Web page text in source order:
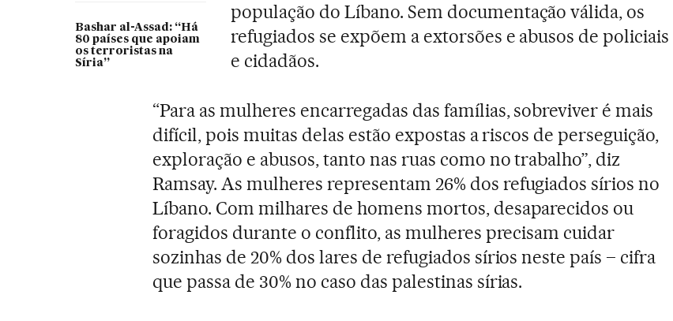
Bashar al-Assad: “Há
80 países que apoiam
os terroristas na
Síria”
população do Líbano. Sem documentação válida, os
refugiados se expõem a extorsões e abusos de policiais
e cidadãos.
“Para as mulheres encarregadas das famílias, sobreviver é mais
difícil, pois muitas delas estão expostas a riscos de perseguição,
exploração e abusos, tanto nas ruas como no trabalho”, diz
Ramsay. As mulheres representam 26% dos refugiados sírios no
Líbano. Com milhares de homens mortos, desaparecidos ou
foragidos durante o conflito, as mulheres precisam cuidar
sozinhas de 20% dos lares de refugiados sírios neste país – cifra
que passa de 30% no caso das palestinas sírias.